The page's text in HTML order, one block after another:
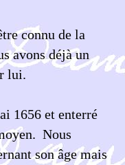
connu de la
avons déjà un
lui.
1656 et enterré
Nous
son âge mais